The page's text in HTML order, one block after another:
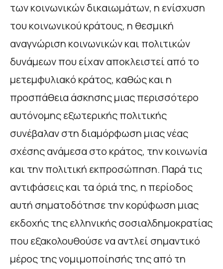
των κοινωνικών δικαιωμάτων, η ενίσχυση
του κοινωνικού κράτους, η θεσμική
αναγνώριση κοινωνικών και πολιτικών
δυνάμεων που είχαν αποκλειστεί από το
μετεμφυλιακό κράτος, καθώς και η
προσπάθεια άσκησης μιας περισσότερο
αυτόνομης εξωτερικής πολιτικής
συνέβαλαν στη διαμόρφωση μιας νέας
σχέσης ανάμεσα στο κράτος, την κοινωνία
και την πολιτική εκπροσώπηση. Παρά τις
αντιφάσεις και τα όριά της, η περίοδος
αυτή σηματοδότησε την κορύφωση μιας
εκδοχής της ελληνικής σοσιαλδημοκρατίας
που εξακολουθούσε να αντλεί σημαντικό
μέρος της νομιμοποίησής της από τη